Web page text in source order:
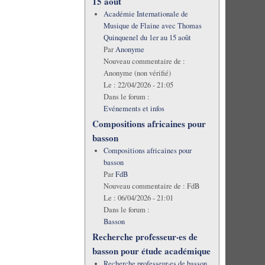
Académie Internationale de
Musique de Flaine avec Thomas
Quinquenel du 1er au 15 août
ParAnonyme
Nouveau commentaire de :
Anonyme (non vérifié)
Le : 22/04/2026 - 21:05
Dans le forum :
Evénements et infos
Compositions africaines pour
basson
Compositions africaines pour
basson
ParFdB
Nouveau commentaire de : FdB
Le : 06/04/2026 - 21:01
Dans le forum :
Basson
Recherche professeur·es de
basson pour étude académique